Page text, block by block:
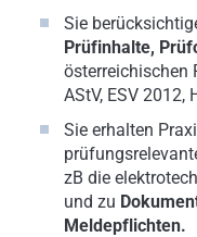
Sie
Prüfinhalte,
österreichischen
AStV, ESV 2012,
Sie erhalten
zB die
und zu
Meldepflichten.